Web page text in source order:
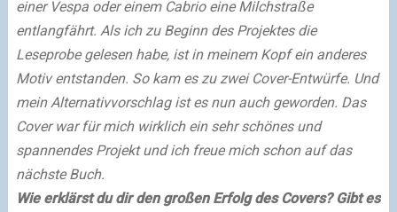
einer Vespa oder einem Cabrio eine Milchstraße
entlangfährt. Als ich zu Beginn des Projektes die
Leseprobe gelesen habe, ist in meinem Kopf ein anderes
Motiv entstanden. So kam es zu zwei Cover-Entwürfe. Und
mein Alternativvorschlag ist es nun auch geworden. Das
Cover war für mich wirklich ein sehr schönes und
spannendes Projekt und ich freue mich schon auf das
nächste Buch.
Wie erklärst du dir den großen Erfolg des Covers? Gibt es